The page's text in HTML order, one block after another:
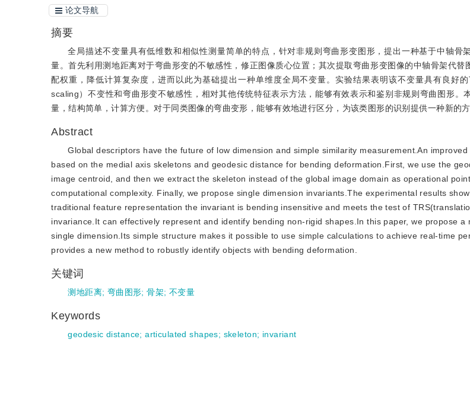
论文导航
摘要
全局描述不变量具有低维数和相似性测量简单的特点，针对非规则弯曲形变图形，提出一种基于中轴骨
量。首先利用测地距离对于弯曲形变的不敏感性，修正图像质心位置；其次提取弯曲形变图像的中轴骨架代替
配权重，降低计算复杂度，进而以此为基础提出一种单维度全局不变量。实验结果表明该不变量具有良好
scaling）不变性和弯曲形变不敏感性，相对其他传统特征表示方法，能够有效表示和鉴别非规则弯曲图形。
量，结构简单，计算方便。对于同类图像的弯曲变形，能够有效地进行区分，为该类图形的识别提供一种新的方
Abstract
Global descriptors have the future of low dimension and simple similarity measurement.An
based on the medial axis skeletons and geodesic distance for bending deformation.First, we use the
image centroid, and then we extract the skeleton instead of the global image domain as operational
computational complexity. Finally, we propose single dimension invariants.The experimental results
traditional feature representation the invariant is bending insensitive and meets the test of
invariance.It can effectively represent and identify bending non-rigid shapes.In this paper, we propose a
single dimension.Its simple structure makes it possible to use simple calculations to achieve real-time
provides a new method to robustly identify objects with bending deformation.
关键词
测地距离; 弯曲图形;骨架; 不变量
Keywords
geodesic distance;articulated shapes; skeleton; invariant